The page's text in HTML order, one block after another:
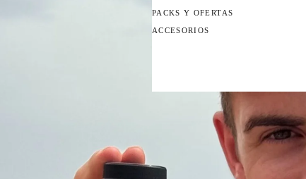
PACKS Y OFERTAS
ACCESORIOS